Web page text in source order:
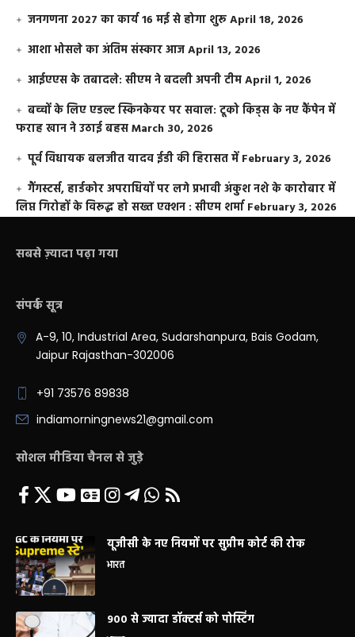
जनगणना 2027 का कार्य 16 मई से होगा शुरूApril 18, 2026
आशा भोसले का अंतिम संस्कार आजApril 13, 2026
आईएएस के तबादले: सीएम ने बदली अपनी टीमApril 1, 2026
बच्चों के लिए एडल्ट स्किनकेयर पर सवाल: टूको किड्स के नए कैंपेन में
फराह खान ने उठाई बहसMarch 30, 2026
पूर्व विधायक बलजीत यादव ईडी की हिरासत में February 3, 2026
गैंगस्टर्स, हार्डकोर अपराधियों पर लगे प्रभावी अंकुश नशे के कारोबार में
लिप्त गिरोहों के विरूद्ध हो सख्त एक्शन : सीएम शर्मा February 3, 2026
सबसे ज़्यादा पढ़ा गया
संपर्क सूत्र
A-9, 10, Industrial Area, Sudarshanpura, Bais Godam,
Jaipur Rajasthan-302006
+91 73576 89838
indiamorningnews21@gmail.com
सोशल मीडिया चैनल से जुड़े
यूजीसी के नए नियमों पर सुप्रीम कोर्ट की रोक
भारत
900 से ज्यादा डॉक्टर्स को पोस्टिंग